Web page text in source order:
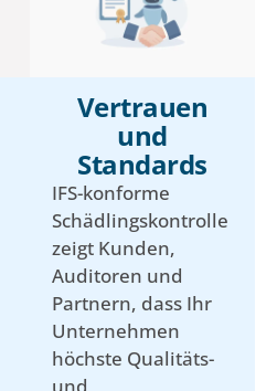
Vertrauen
und
Standards
IFS-konforme
Schädlingskontrolle
zeigt Kunden,
Auditoren und
Partnern, dass Ihr
Unternehmen
höchste Qualitäts-